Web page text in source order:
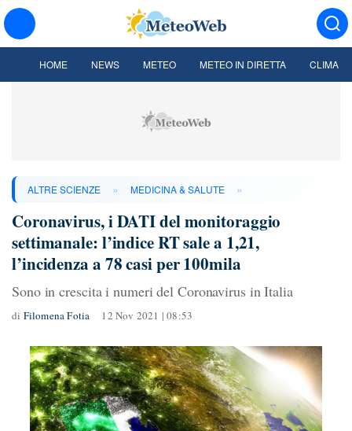
HOME NEWS METEO METEO IN DIRETTA CLIMA
ALTRE SCIENZE » MEDICINA & SALUTE »
Coronavirus, i DATI del monitoraggio
settimanale: l’indice RT sale a 1,21,
l’incidenza a 78 casi per 100mila
Sono in crescita i numeri del Coronavirus in Italia
di Filomena Fotia 12 Nov 2021 | 08:53